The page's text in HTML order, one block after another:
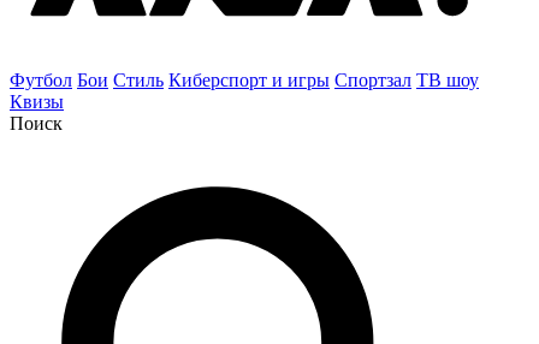
Футбол Бои Стиль Киберспорт и игры Спортзал ТВ шоу
Квизы
Поиск